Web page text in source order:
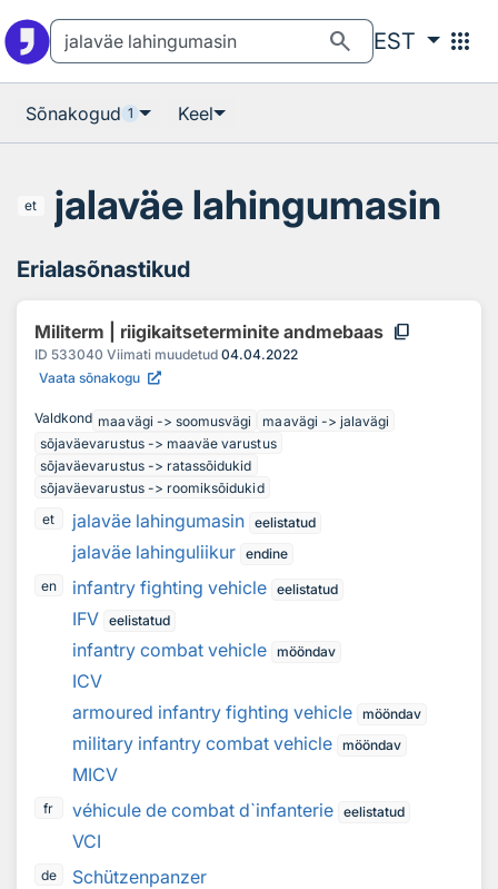
search EST apps
Sõnakogud 1 Keel
et jalaväe lahingumasin
Erialasõnastikud
Militerm | riigikaitseterminite andmebaas content_copy
ID 533040 Viimati muudetud 04.04.2022
Vaata sõnakogu
Valdkond maavägi -> soomusvägi
maavägi -> jalavägi
sõjaväevarustus -> maaväe varustus
sõjaväevarustus -> ratassõidukid
sõjaväevarustus -> roomiksõidukid
et
jalaväe lahingumasin eelistatud
jalaväe lahinguliikur endine
en
infantry fighting vehicle eelistatud
IFV eelistatud
infantry combat vehicle mööndav
ICV
armoured infantry fighting vehicle mööndav
military infantry combat vehicle mööndav
MICV
fr véhicule de combat d`infanterie eelistatud
VCI
de
Schützenpanzer